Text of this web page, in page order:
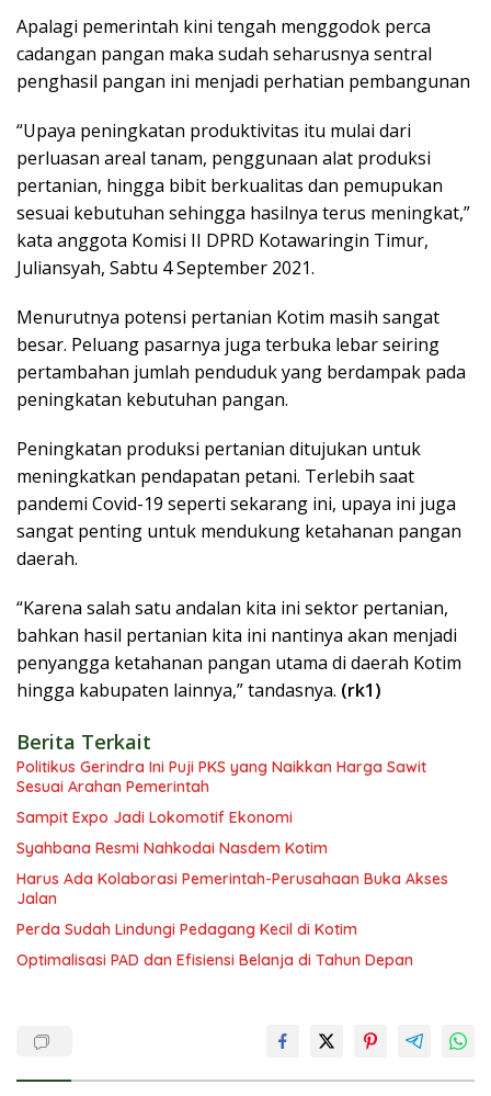
Apalagi pemerintah kini tengah menggodok perca
cadangan pangan maka sudah seharusnya sentral
penghasil pangan ini menjadi perhatian pembangunan
“Upaya peningkatan produktivitas itu mulai dari
perluasan areal tanam, penggunaan alat produksi
pertanian, hingga bibit berkualitas dan pemupukan
sesuai kebutuhan sehingga hasilnya terus meningkat,”
kata anggota Komisi II DPRD Kotawaringin Timur,
Juliansyah, Sabtu 4 September 2021.
Menurutnya potensi pertanian Kotim masih sangat
besar. Peluang pasarnya juga terbuka lebar seiring
pertambahan jumlah penduduk yang berdampak pada
peningkatan kebutuhan pangan.
Peningkatan produksi pertanian ditujukan untuk
meningkatkan pendapatan petani. Terlebih saat
pandemi Covid-19 seperti sekarang ini, upaya ini juga
sangat penting untuk mendukung ketahanan pangan
daerah.
“Karena salah satu andalan kita ini sektor pertanian,
bahkan hasil pertanian kita ini nantinya akan menjadi
penyangga ketahanan pangan utama di daerah Kotim
hingga kabupaten lainnya,” tandasnya. (rk1)
Berita Terkait
Politikus Gerindra Ini Puji PKS yang Naikkan Harga Sawit
Sesuai Arahan Pemerintah
Sampit Expo Jadi Lokomotif Ekonomi
Syahbana Resmi Nahkodai Nasdem Kotim
Harus Ada Kolaborasi Pemerintah-Perusahaan Buka Akses
Jalan
Perda Sudah Lindungi Pedagang Kecil di Kotim
Optimalisasi PAD dan Efisiensi Belanja di Tahun Depan